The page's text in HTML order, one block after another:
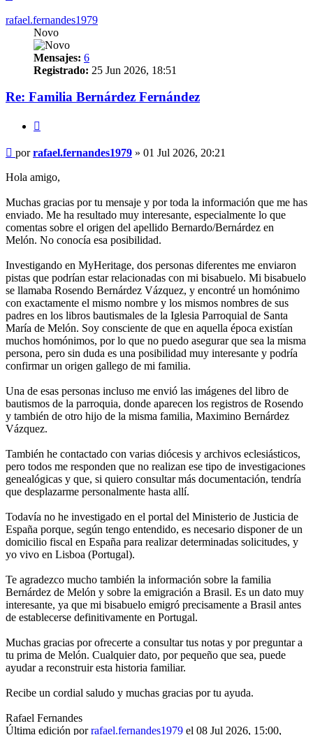
rafael.fernandes1979
Novo
Mensajes: 6
Registrado: 25 Jun 2026, 18:51
Re: Familia Bernárdez Fernández
Mensaje
porrafael.fernandes1979 » 01 Jul 2026, 20:21
Hola amigo,
Muchas gracias por tu mensaje y por toda la información que me has
enviado. Me ha resultado muy interesante, especialmente lo que
comentas sobre el origen del apellido Bernardo/Bernárdez en
Melón. No conocía esa posibilidad.
Investigando en MyHeritage, dos personas diferentes me enviaron
pistas que podrían estar relacionadas con mi bisabuelo. Mi bisabuelo
se llamaba Rosendo Bernárdez Vázquez, y encontré un homónimo
con exactamente el mismo nombre y los mismos nombres de sus
padres en los libros bautismales de la Iglesia Parroquial de Santa
María de Melón. Soy consciente de que en aquella época existían
muchos homónimos, por lo que no puedo asegurar que sea la misma
persona, pero sin duda es una posibilidad muy interesante y podría
confirmar un origen gallego de mi familia.
Una de esas personas incluso me envió las imágenes del libro de
bautismos de la parroquia, donde aparecen los registros de Rosendo
y también de otro hijo de la misma familia, Maximino Bernárdez
Vázquez.
También he contactado con varias diócesis y archivos eclesiásticos,
pero todos me responden que no realizan ese tipo de investigaciones
genealógicas y que, si quiero consultar más documentación, tendría
que desplazarme personalmente hasta allí.
Todavía no he investigado en el portal del Ministerio de Justicia de
España porque, según tengo entendido, es necesario disponer de un
domicilio fiscal en España para realizar determinadas solicitudes, y
yo vivo en Lisboa (Portugal).
Te agradezco mucho también la información sobre la familia
Bernárdez de Melón y sobre la emigración a Brasil. Es un dato muy
interesante, ya que mi bisabuelo emigró precisamente a Brasil antes
de establecerse definitivamente en Portugal.
Muchas gracias por ofrecerte a consultar tus notas y por preguntar a
tu prima de Melón. Cualquier dato, por pequeño que sea, puede
ayudar a reconstruir esta historia familiar.
Recibe un cordial saludo y muchas gracias por tu ayuda.
Rafael Fernandes
Última edición porrafael.fernandes1979 el 08 Jul 2026, 15:00,